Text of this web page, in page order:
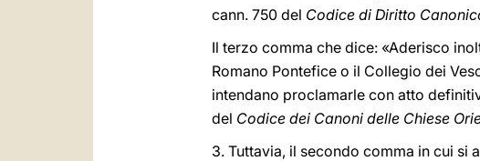
cann. 750 del Codice di Diritto
Il terzo comma che dice: «Aderisco
Romano Pontefice o il Collegio dei
intendano proclamarle con atto
del Codice dei Canoni delle Chiese
3. Tuttavia, il secondo comma in cui si